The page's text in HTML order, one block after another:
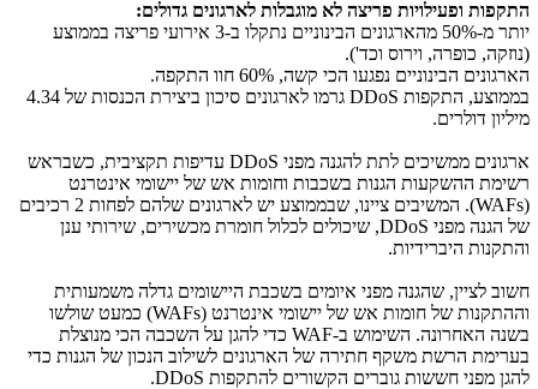
התקפות ופעילויות פריצה לא מוגבלות לארגונים גדולים:
יותר מ-50% מהארגונים הבינוניים נתקלו ב-3 אירועי פריצה בממוצע
(נוזקה, כופרה, וירוס וכד').
הארגונים הבינוניים נפגעו הכי קשה, 60% חוו התקפה.
בממוצע, התקפות DDoS
גרמו לארגונים סיכון ביצירת הכנסות של 4.34
מיליון דולרים.
ארגונים ממשיכים לתת להגנה מפני DDoS עדיפות תקציבית, כשבראש
רשימת ההשקעות הגנות בשכבות וחומות אש של יישומי אינטרנט
(
WAFs
). המשיבים ציינו, שבממוצע יש לארגונים שלהם לפחות 2 רכיבים
של הגנה מפני DDoS, שיכולים לכלול חומרת מכשירים, שירותי ענן
והתקנות היברידיות.
חשוב לציין, שהגנה מפני איומים בשכבת היישומים גדלה משמעותית
וההתקנות של חומות אש של יישומי אינטרנט (WAFs) כמעט שולשו
בשנה האחרונה. השימוש ב-WAF כדי להגן על השכבה הכי מנוצלת
בערימת הרשת משקף חתירה של הארגונים לשילוב הנכון של הגנות כדי
להגן מפני חששות גוברים הקשורים להתקפות DDoS
.